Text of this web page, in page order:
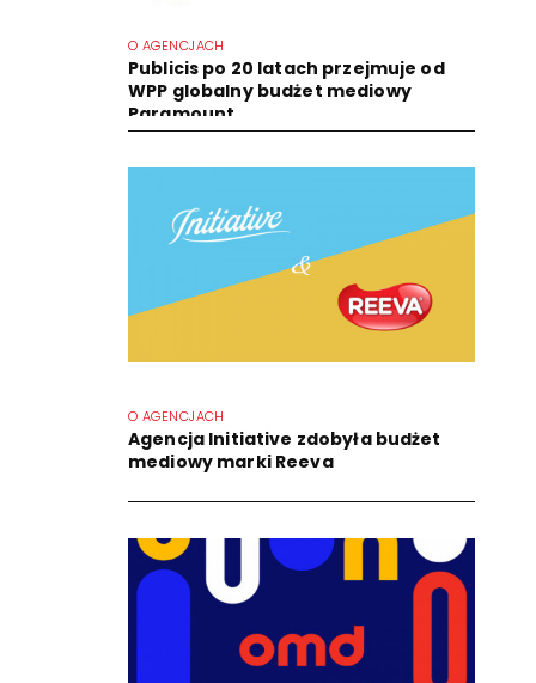
O AGENCJACH
Publicis po 20 latach przejmuje od
WPP globalny budżet mediowy
Paramount
O AGENCJACH
Agencja Initiative zdobyła budżet
mediowy marki Reeva